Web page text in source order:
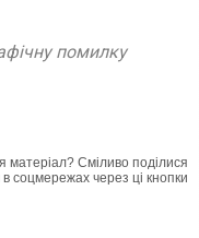
помилку
матеріал? Сміливо поділися
соцмережах через ці кнопки